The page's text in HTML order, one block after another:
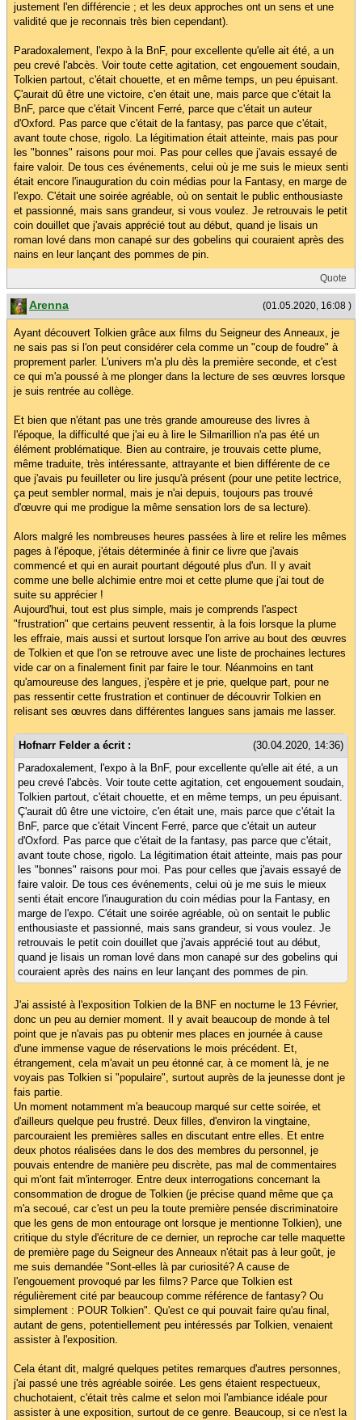
justement l'en différencie ; et les deux approches ont un sens et une
validité que je reconnais très bien cependant).
Paradoxalement, l'expo à la BnF, pour excellente qu'elle ait été, a un
peu crevé l'abcès. Voir toute cette agitation, cet engouement soudain,
Tolkien partout, c'était chouette, et en même temps, un peu épuisant.
Ç'aurait dû être une victoire, c'en était une, mais parce que c'était la
BnF, parce que c'était Vincent Ferré, parce que c'était un auteur
d'Oxford. Pas parce que c'était de la fantasy, pas parce que c'était,
avant toute chose, rigolo. La légitimation était atteinte, mais pas pour
les "bonnes" raisons pour moi. Pas pour celles que j'avais essayé de
faire valoir. De tous ces événements, celui où je me suis le mieux senti
était encore l'inauguration du coin médias pour la Fantasy, en marge de
l'expo. C'était une soirée agréable, où on sentait le public enthousiaste
et passionné, mais sans grandeur, si vous voulez. Je retrouvais le petit
coin douillet que j'avais apprécié tout au début, quand je lisais un
roman lové dans mon canapé sur des gobelins qui couraient après des
nains en leur lançant des pommes de pin.
Quote
(01.05.2020, 16:08 )
Arenna
Ayant découvert Tolkien grâce aux films du Seigneur des Anneaux, je
ne sais pas si l'on peut considérer cela comme un "coup de foudre" à
proprement parler. L'univers m'a plu dès la première seconde, et c'est
ce qui m'a poussé à me plonger dans la lecture de ses œuvres lorsque
je suis rentrée au collège.
Et bien que n'étant pas une très grande amoureuse des livres à
l'époque, la difficulté que j'ai eu à lire le Silmarillion n'a pas été un
élément problématique. Bien au contraire, je trouvais cette plume,
même traduite, très intéressante, attrayante et bien différente de ce
que j'avais pu feuilleter ou lire jusqu'à présent (pour une petite lectrice,
ça peut sembler normal, mais je n'ai depuis, toujours pas trouvé
d'œuvre qui me prodigue la même sensation lors de sa lecture).
Alors malgré les nombreuses heures passées à lire et relire les mêmes
pages à l'époque, j'étais déterminée à finir ce livre que j'avais
commencé et qui en aurait pourtant dégouté plus d'un. Il y avait
comme une belle alchimie entre moi et cette plume que j'ai tout de
suite su apprécier !
Aujourd'hui, tout est plus simple, mais je comprends l'aspect
"frustration" que certains peuvent ressentir, à la fois lorsque la plume
les effraie, mais aussi et surtout lorsque l'on arrive au bout des œuvres
de Tolkien et que l'on se retrouve avec une liste de prochaines lectures
vide car on a finalement finit par faire le tour. Néanmoins en tant
qu'amoureuse des langues, j'espère et je prie, quelque part, pour ne
pas ressentir cette frustration et continuer de découvrir Tolkien en
relisant ses œuvres dans différentes langues sans jamais me lasser.
(30.04.2020, 14:36)
Hofnarr Felder a écrit :
Paradoxalement, l'expo à la BnF, pour excellente qu'elle ait été, a un
peu crevé l'abcès. Voir toute cette agitation, cet engouement soudain,
Tolkien partout, c'était chouette, et en même temps, un peu épuisant.
Ç'aurait dû être une victoire, c'en était une, mais parce que c'était la
BnF, parce que c'était Vincent Ferré, parce que c'était un auteur
d'Oxford. Pas parce que c'était de la fantasy, pas parce que c'était,
avant toute chose, rigolo. La légitimation était atteinte, mais pas pour
les "bonnes" raisons pour moi. Pas pour celles que j'avais essayé de
faire valoir. De tous ces événements, celui où je me suis le mieux
senti était encore l'inauguration du coin médias pour la Fantasy, en
marge de l'expo. C'était une soirée agréable, où on sentait le public
enthousiaste et passionné, mais sans grandeur, si vous voulez. Je
retrouvais le petit coin douillet que j'avais apprécié tout au début,
quand je lisais un roman lové dans mon canapé sur des gobelins qui
couraient après des nains en leur lançant des pommes de pin.
J'ai assisté à l'exposition Tolkien de la BNF en nocturne le 13 Février,
donc un peu au dernier moment. Il y avait beaucoup de monde à tel
point que je n'avais pas pu obtenir mes places en journée à cause
d'une immense vague de réservations le mois précédent. Et,
étrangement, cela m'avait un peu étonné car, à ce moment là, je ne
voyais pas Tolkien si "populaire", surtout auprès de la jeunesse dont je
fais partie.
Un moment notamment m'a beaucoup marqué sur cette soirée, et
d'ailleurs quelque peu frustré. Deux filles, d'environ la vingtaine,
parcouraient les premières salles en discutant entre elles. Et entre
deux photos réalisées dans le dos des membres du personnel, je
pouvais entendre de manière peu discrète, pas mal de commentaires
qui m'ont fait m'interroger. Entre deux interrogations concernant la
consommation de drogue de Tolkien (je précise quand même que ça
m'a secoué, car c'est un peu la toute première pensée discriminatoire
que les gens de mon entourage ont lorsque je mentionne Tolkien), une
critique du style d'écriture de ce dernier, un reproche car telle maquette
de première page du Seigneur des Anneaux n'était pas à leur goût, je
me suis demandée "Sont-elles là par curiosité? A cause de
l'engouement provoqué par les films? Parce que Tolkien est
régulièrement cité par beaucoup comme référence de fantasy? Ou
simplement : POUR Tolkien". Qu'est ce qui pouvait faire qu'au final,
autant de gens, potentiellement peu intéressés par Tolkien, venaient
assister à l'exposition.
Cela étant dit, malgré quelques petites remarques d'autres personnes,
j'ai passé une très agréable soirée. Les gens étaient respectueux,
chuchotaient, c'était très calme et selon moi l'ambiance idéale pour
assister à une exposition, surtout de ce genre. Beaucoup, si ce n'est la